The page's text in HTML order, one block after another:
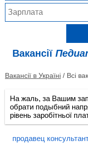
Вакансії
Вакансії в Україні / Всі
На жаль, за Вашим
обрати подыбний
рівень заробітньої
продавец